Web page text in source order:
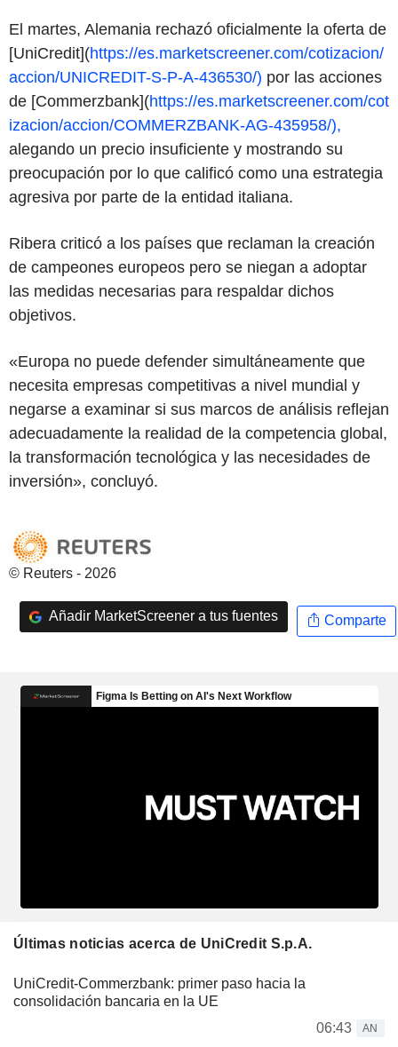
El martes, Alemania rechazó oficialmente la oferta de
[UniCredit](https://es.marketscreener.com/cotizacion/
accion/UNICREDIT-S-P-A-436530/) por las acciones
de [Commerzbank](https://es.marketscreener.com/cot
izacion/accion/COMMERZBANK-AG-435958/),
alegando un precio insuficiente y mostrando su
preocupación por lo que calificó como una estrategia
agresiva por parte de la entidad italiana.
Ribera criticó a los países que reclaman la creación
de campeones europeos pero se niegan a adoptar
las medidas necesarias para respaldar dichos
objetivos.
«Europa no puede defender simultáneamente que
necesita empresas competitivas a nivel mundial y
negarse a examinar si sus marcos de análisis reflejan
adecuadamente la realidad de la competencia global,
la transformación tecnológica y las necesidades de
inversión», concluyó.
© Reuters - 2026
Añadir MarketScreener a tus fuentes Comparte
Últimas noticias acerca de UniCredit S.p.A.
UniCredit-Commerzbank: primer paso hacia la
consolidación bancaria en la UE
06:43
AN